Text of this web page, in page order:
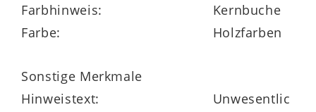
Farbhinweis:
Kernbuche
Farbe:
Holzfarben
Sonstige Merkmale
Hinweistext:
Unwesentlic